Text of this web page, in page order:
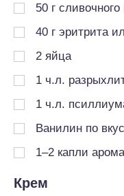
50 г
40 г эритрита
2 яйца
1 ч.л.
1 ч.л.
Ванилин по
1–2 капли
Крем